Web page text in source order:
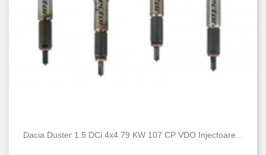
Dacia Duster 1.5 DCi 4x4 79 KW 107 CP VDO Injectoare...